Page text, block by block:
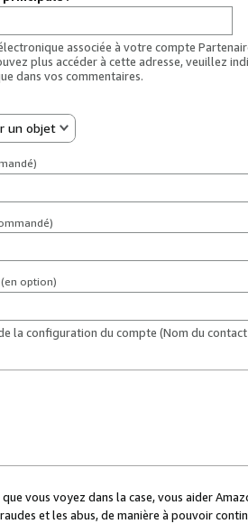
associée à votre compte
plus accéder à cette adresse, veuillez
dans vos commentaires.
un objet
(en option)
la configuration du compte (Nom du
vous voyez dans la case, vous aider
et les abus, de manière à pouvoir